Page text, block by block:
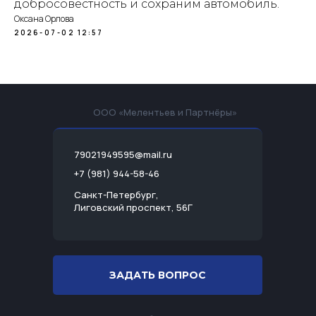
добросовестность и сохраним автомобиль.
Оксана Орлова
2026-07-02 12:57
ЗАДАТЬ ВОПРОС
ООО «Мелентьев и Партнёры»
79021949595@mail.ru
+7 (981) 944-58-46
Санкт-Петербург,
Лиговский проспект, 56Г